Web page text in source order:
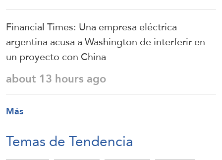
Financial Times: Una empresa eléctrica
argentina acusa a Washington de interferir en
un proyecto con China
about 13 hours ago
Más
Temas de Tendencia